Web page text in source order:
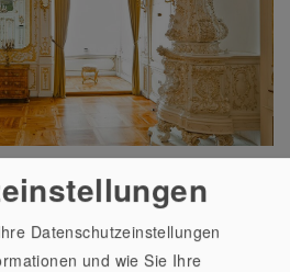
Datenschutzeinstellungen
und wie Sie Ihre